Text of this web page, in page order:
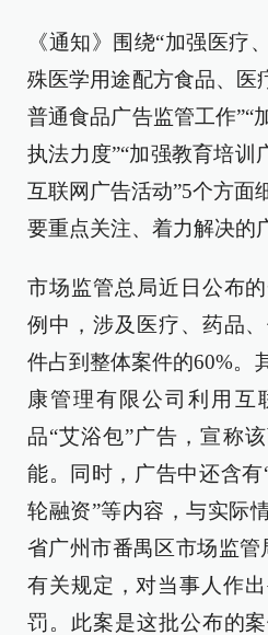
《通知》围绕“加强医疗
殊医学用途配方食品、医
普通食品广告监管工作”“
执法力度”“加强教育培训
互联网广告活动”5个方面
要重点关注、着力解决的
市场监管总局近日公布
例中，涉及医疗、药品
件占到整体案件的60%。
康管理有限公司利用互
品“艾浴包”广告，宣称
能。同时，广告中还含有
轮融资”等内容，与实际
省广州市番禺区市场监
有关规定，对当事人作
罚。此案是这批公布的